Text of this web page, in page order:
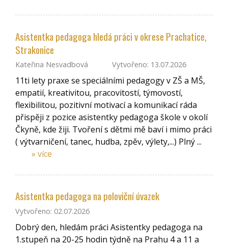
Asistentka pedagoga hledá práci v okrese Prachatice,
Strakonice
Kateřina Nesvadbová Vytvořeno: 13.07.2026
11ti lety praxe se speciálními pedagogy v ZŠ a MŠ,
empatií, kreativitou, pracovitostí, týmovostí,
flexibilitou, pozitivní motivací a komunikací ráda
přispěji z pozice asistentky pedagoga škole v okolí
Čkyně, kde žiji. Tvoření s dětmi mě baví i mimo práci
( výtvarničení, tanec, hudba, zpěv, výlety,...) Plný ...
» více
Asistentka pedagoga na poloviční úvazek
Vytvořeno: 02.07.2026
Dobrý den, hledám práci Asistentky pedagoga na
1.stupeň na 20-25 hodin týdně na Prahu 4 a 11 a